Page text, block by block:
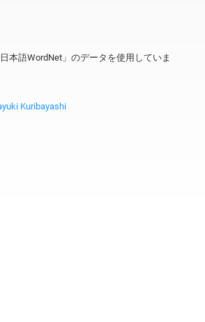
本語WordNet」のデータを使用していま
Kuribayashi